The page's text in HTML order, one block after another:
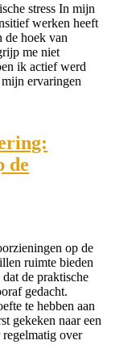
stress In mijn
werken heeft
de hoek van
me niet
ik actief werd
ervaringen
de
op de
ruimte bieden
de praktische
gedacht.
te hebben aan
gekeken naar een
regelmatig over